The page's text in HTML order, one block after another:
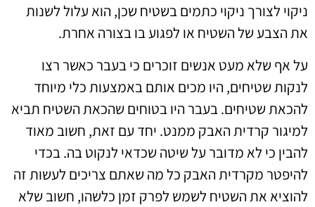
ניקוי לצורך ניקוי כתמים בשטיח שכן, הוא עלול לשנות
את הצבע של השטיח או לפגוע בו בצורה אחרת.
על אף שלא מעט אנשים זוכרים כי בעבר כאשר רצו
לנקות שטיחים, היו מכים אותם באמצעות כלי מיוחד
להכאת שטיחים. בעבר היו בטוחים שהכאת השטיח תביא
למיגור קרדית האבק ממנט. יחד עם זאת, חשוב מאוד
להבין כי לא מדובר על שיטה שכדאי לנקוט בה. בכדי
להיפטר מקרדית האבק כל מה שאתם צריכים לעשות זה
להוציא את השטיח לשמש לפרק זמן כלשהו, חשוב שלא